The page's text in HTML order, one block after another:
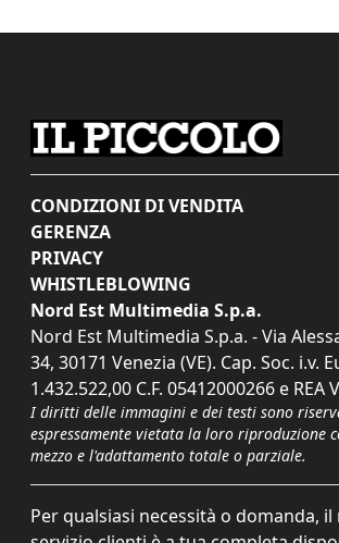
CONDIZIONI DI VENDITA
GERENZA
PRIVACY
WHISTLEBLOWING
Nord Est Multimedia S.p.a.
Nord Est Multimedia S.p.a. - Via
34, 30171 Venezia (VE). Cap. Soc. i.v.
1.432.522,00 C.F. 05412000266 e REA
I diritti delle immagini e dei testi sono
espressamente vietata la loro riproduzione
mezzo e l'adattamento totale o parziale.
Per qualsiasi necessità o domanda,